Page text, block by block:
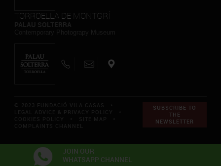
TORROELLA DE MONTGRÍ
SUBSCRIBE TO
THE
NEWSLETTER
JOIN OUR
WHATSAPP CHANNEL